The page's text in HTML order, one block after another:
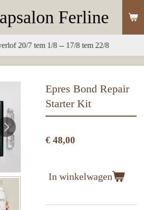
Ferline
20/7 tem 1/8 -- 17/8 tem 22/8
Epres Bond Repair
Starter Kit
€ 48,00
In winkelwagen